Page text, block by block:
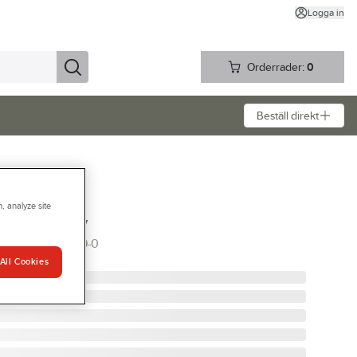
Logga in
Orderrader: 0
Beställ direkt
Baily
024125-99-0
analyze site
Cookies